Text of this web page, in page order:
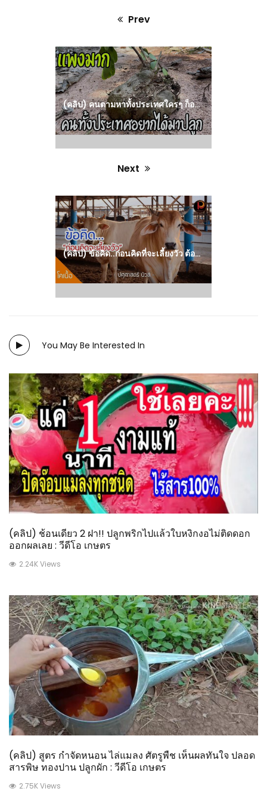
Prev
Previous
post:
(คลิป) คนตามหาทั้งประเทศใครๆ ก็อยากได้ราคาแพงมาก สุดยอดสมุนไพรบำรุงกำลังแก้มะเร็ง หัวร้อยรู กระเช้าผีมด : สมุนไพร วีดีโอ เกษตร
Next
Next
post:
(คลิป) ข้อคิด..ก่อนคิดที่จะเลี้ยงวัว ต้องทำอย่างไร – ปศุศาสตร์ นิวส์ : วีดีโอ เกษตร
You May Be Interested In
(คลิป) ช้อนเดียว 2 ฝา!! ปลูกพริกไปแล้วใบหงิกงอไม่ติดดอก
ออกผลเลย : วีดีโอ เกษตร
2.24K Views
(คลิป) สูตร กำจัดหนอน ไล่แมลง ศัตรูพืช เห็นผลทันใจ ปลอด
สารพิษ ทองปาน ปลูกผัก : วีดีโอ เกษตร
2.75K Views